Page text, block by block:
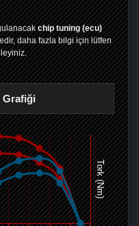
chip tuning (ecu)
daha fazla bilgi için lütfen
Grafiği
Tork (Nm)